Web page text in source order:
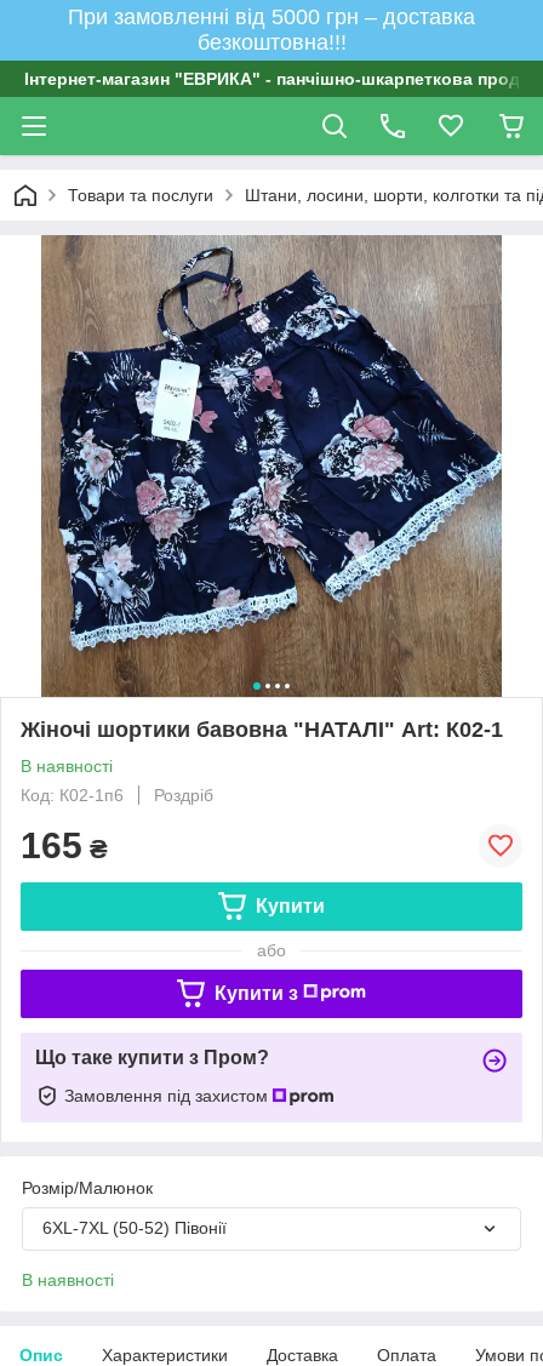
При замовленні від 5000 грн – доставка
безкоштовна!!!
Інтернет-магазин "ЕВРИКА" - панчішно-шкарпеткова
Товари та послуги Штани, лосини, шорти, колготки та
Жіночі шортики бавовна "НАТАЛІ" Art: К02-1
В наявності
Код: К02-1п6
Роздріб
165 ₴
Купити
або
Купити з
Що таке купити з Пром?
Замовлення під захистом
Розмір/Малюнок
6XL-7XL (50-52) Півонії
В наявності
Опис Характеристики Доставка Оплата Умови